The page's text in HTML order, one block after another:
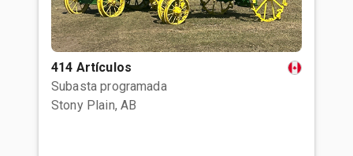
414 Artículos
Subasta programada
Stony Plain, AB